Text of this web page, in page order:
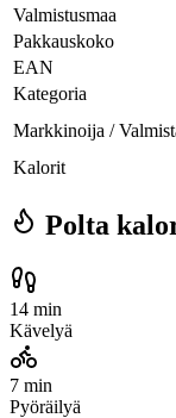
Valmistusmaa
Pakkauskoko
EAN
Kategoria
Markkinoija /
Kalorit
Polta
14 min
Kävelyä
7 min
Pyöräilyä